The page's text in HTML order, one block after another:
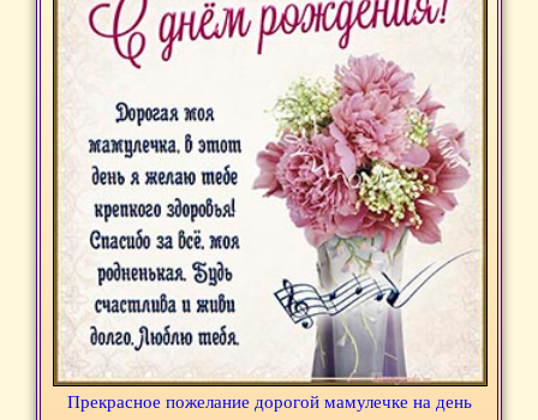
Прекрасное пожелание дорогой мамулечке на день